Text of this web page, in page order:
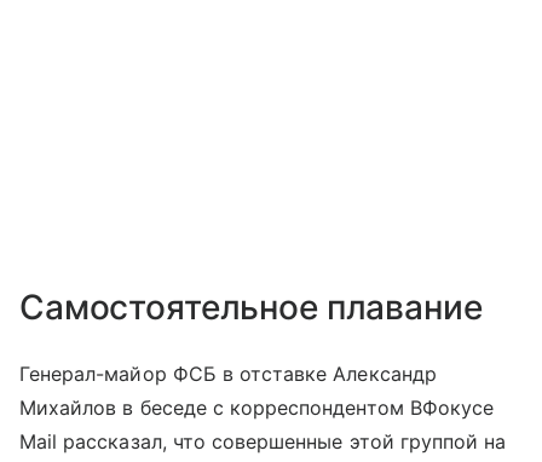
Самостоятельное плавание
Генерал-майор ФСБ в отставке Александр
Михайлов в беседе с корреспондентом ВФокусе
Mail рассказал, что совершенные этой группой на